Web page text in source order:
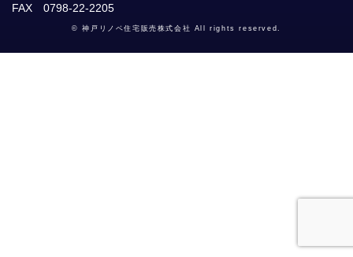
FAX 0798-22-2205
© 神戸リノベ住宅販売株式会社 All rights reserved.